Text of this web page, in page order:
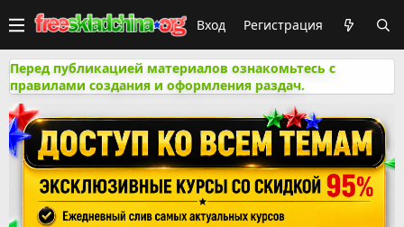
Вход Регистрация
Перед публикацией материалов ознакомьтесь с
правилами создания и оформления раздач.